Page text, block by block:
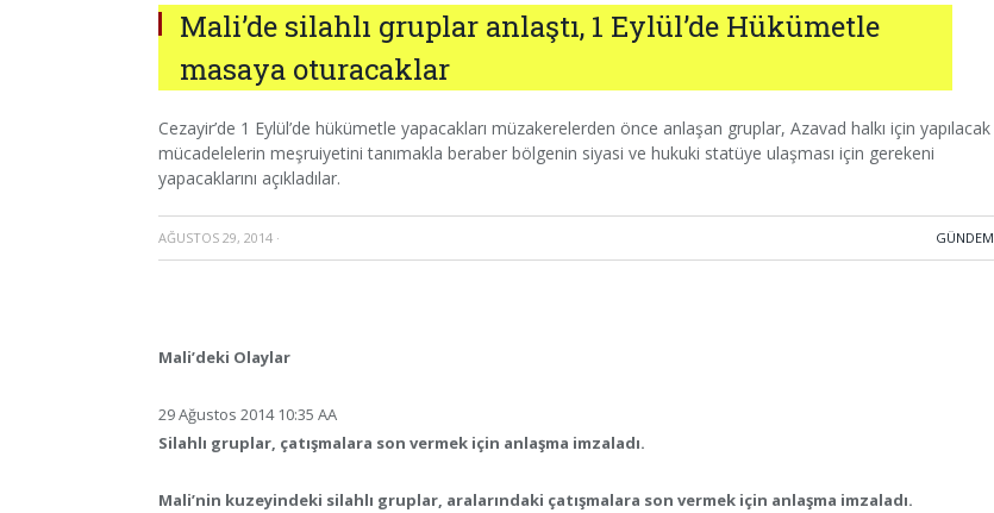
Mali’de silahlı gruplar anlaştı, 1 Eylül’de Hükümetle
masaya oturacaklar
Cezayir’de 1 Eylül’de hükümetle yapacakları müzakerelerden önce anlaşan gruplar, Azavad halkı için yapılacak
mücadelelerin meşruiyetini tanımakla beraber bölgenin siyasi ve hukuki statüye ulaşması için gerekeni
yapacaklarını açıkladılar.
AĞUSTOS 29, 2014 · GÜNDEM
Mali’deki Olaylar
29 Ağustos 2014 10:35 AA
Silahlı gruplar, çatışmalara son vermek için anlaşma imzaladı.
Mali’nin kuzeyindeki silahlı gruplar, aralarındaki çatışmalara son vermek için anlaşma imzaladı.